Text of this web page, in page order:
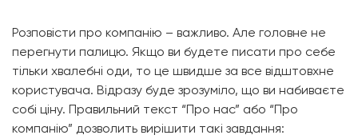
Розповісти про компанію – важливо. Але головне не
перегнути палицю. Якщо ви будете писати про себе
тільки хвалебні оди, то це швидше за все відштовхне
користувача. Відразу буде зрозуміло, що ви набиваєте
собі ціну. Правильний текст “Про нас” або “Про
компанію” дозволить вирішити такі завдання: